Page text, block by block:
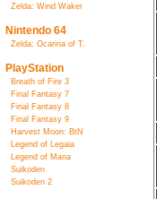
Zelda: Wind Waker
Nintendo 64
Zelda: Ocarina of T.
PlayStation
Breath of Fire 3
Final Fantasy 7
Final Fantasy 8
Final Fantasy 9
Harvest Moon: BtN
Legend of Legaia
Legend of Mana
Suikoden
Suikoden 2